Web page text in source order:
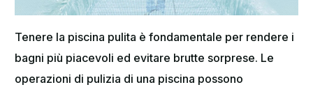
Tenere la piscina pulita è fondamentale per rendere i
bagni più piacevoli ed evitare brutte sorprese. Le
operazioni di pulizia di una piscina possono